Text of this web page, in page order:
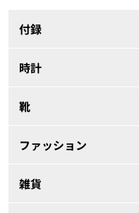
付録
時計
靴
ファッション
雑貨